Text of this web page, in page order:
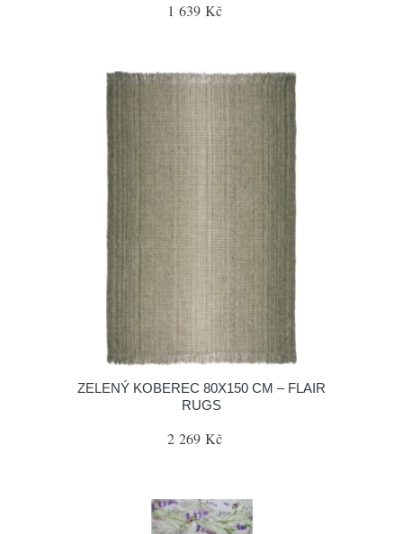
1 639 Kč
ZELENÝ KOBEREC 80X150 CM – FLAIR
RUGS
2 269 Kč